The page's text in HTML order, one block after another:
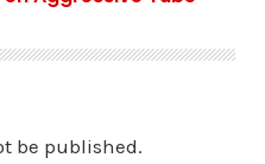
be published.